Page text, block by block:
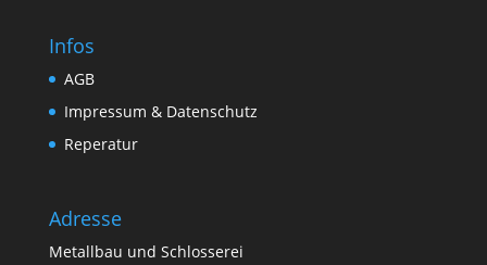
Infos
AGB
Impressum & Datenschutz
Reperatur
Adresse
Metallbau und Schlosserei